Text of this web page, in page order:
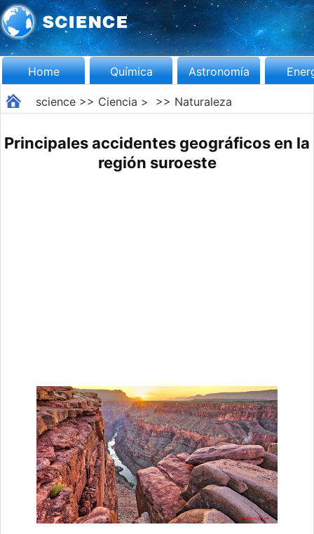
Home Química Astronomía
science>> Ciencia > >> Naturaleza
Principales accidentes geográficos en la
región suroeste